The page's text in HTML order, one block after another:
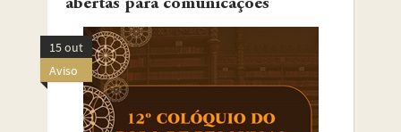
abertas para comunicações
15 out
Aviso